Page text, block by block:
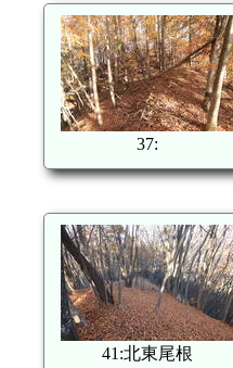
37:
41:北東尾根